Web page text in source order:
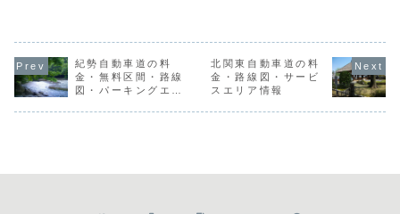
ロメートルの高速
ャンクションは関
越自動車道に、上
越ジャンクション
は北陸自動車道に
接続するほか、路
速道路です。この
渋谷線と接続して
おり、名神高速道
路ともつながって
います。この道路
は途中で首都圏中
路で、一般国道
す。この道路は山
陰近畿自動車道、
舞鶴若狭自動車
道、京滋バイパ
ス、名神高速道路
紀勢自動車道の料
金・無料区間・路線
図・パーキングエリ
北関東自動車道の料
金・路線図・サービ
スエリア情報